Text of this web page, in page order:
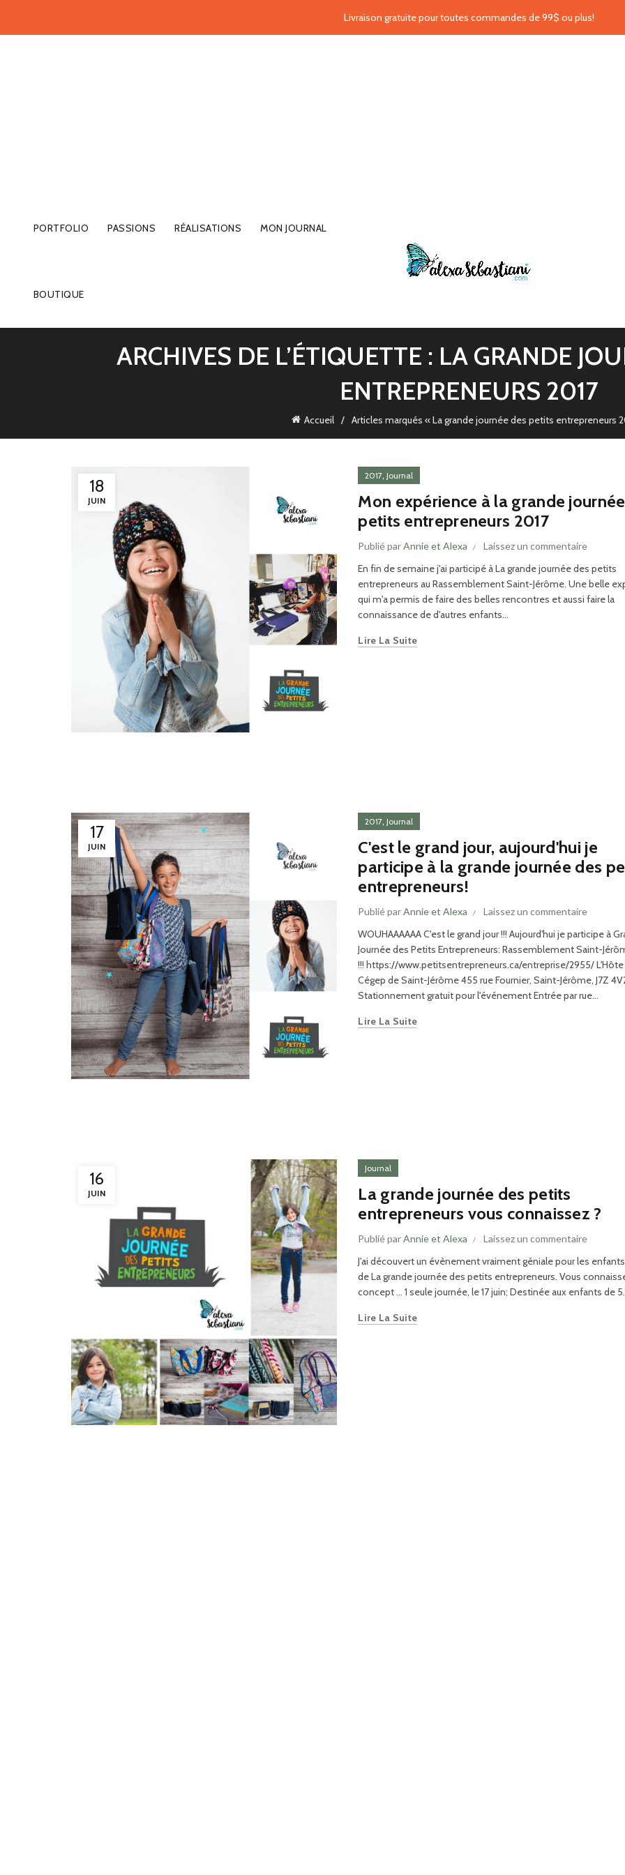
PORTFOLIO PASSIONS RÉALISATIONS MON JOURNAL
BOUTIQUE
ARCHIVES DE L’ÉTIQUETTE : LA GRANDE
ENTREPRENEURS 2017
Accueil Articles marqués « La grande journée des petits entrepreneurs
18
JUIN
2017, Journal
Mon expérience à la grande
petits entrepreneurs 2017
Publié parAnnie et Alexa Laissez un commentaire
En fin de semaine j'ai participé à La grande journée des petits
entrepreneurs​ au Rassemblement Saint-Jérôme. Une belle
qui m'a permis de faire des belles rencontres et aussi faire la
connaissance de d'autres enfants...
Lire La Suite
17
JUIN
2017, Journal
C'est le grand jour, aujourd'hui je
participe à la grande journée des
entrepreneurs!
Publié parAnnie et Alexa Laissez un commentaire
WOUHAAAAAA C'est le grand jour !!! Aujourd'hui je participe à
Journée des Petits Entrepreneurs: Rassemblement Saint-
!!! https://www.petitsentrepreneurs.ca/entreprise/2955/ L'Hôte
Cégep de Saint-Jérôme 455 rue Fournier, Saint-Jérôme, J7Z
Stationnement gratuit pour l'événement Entrée par rue...
Lire La Suite
16
JUIN
Journal
La grande journée des petits
entrepreneurs vous connaissez ?
Publié parAnnie et Alexa Laissez un commentaire
J'ai découvert un évènement vraiment géniale pour les
de La grande journée des petits entrepreneurs. Vous
concept … 1 seule journée, le 17 juin; Destinée aux enfants de
Lire La Suite
Livraison gratuite pour toutes commandes de 99$ ou plus!